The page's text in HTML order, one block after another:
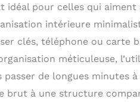
idéal pour celles qui
intérieure
clés, téléphone ou carte
méticuleuse,
de longues minutes
brut à une structure